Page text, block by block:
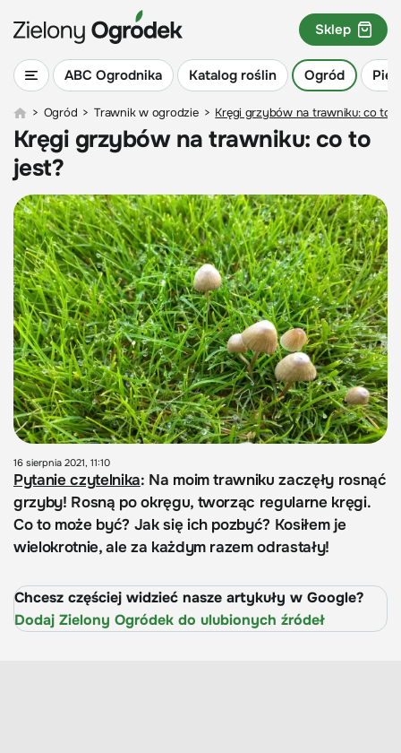
ABC Ogrodnika Katalog roślin Ogród
Sklep
> Ogród > Trawnik w ogrodzie > Kręgi grzybów na trawniku: co to
Kręgi grzybów na trawniku: co to
jest?
16 sierpnia 2021, 11:10
Pytanie czytelnika: Na moim trawniku zaczęły rosnąć
grzyby! Rosną po okręgu, tworząc regularne kręgi.
Co to może być? Jak się ich pozbyć? Kosiłem je
wielokrotnie, ale za każdym razem odrastały!
Chcesz częściej widzieć nasze artykuły w Google?
Dodaj Zielony Ogródek do ulubionych źródeł